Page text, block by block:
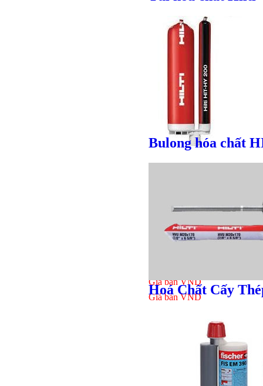
Bulong lục giác
Giá bánVND
Bulong hóa chất
Giá bánVND
Hoá Chất Cấy